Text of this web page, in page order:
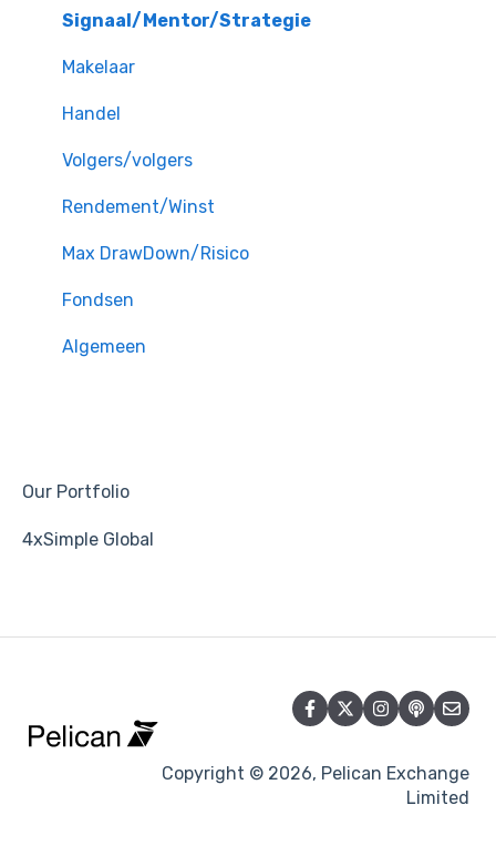
Signaal/Mentor/Strategie
Makelaar
Handel
Volgers/volgers
Rendement/Winst
Max DrawDown/Risico
Fondsen
Algemeen
Our Portfolio
4xSimple Global
Copyright © 2026, Pelican Exchange
Limited